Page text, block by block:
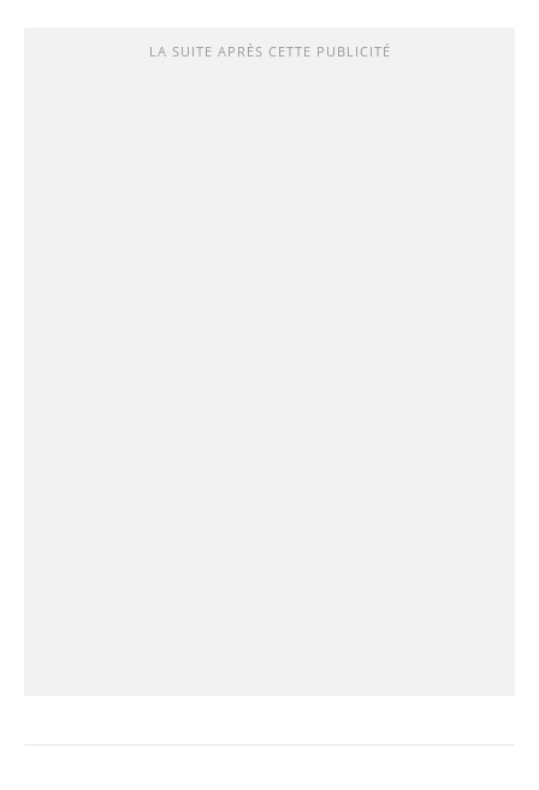
LA SUITE APRÈS CETTE PUBLICITÉ